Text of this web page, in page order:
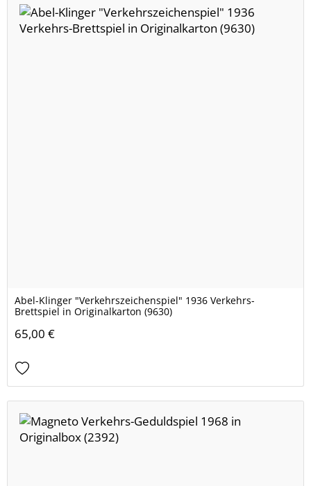
Abel-Klinger "Verkehrszeichenspiel" 1936 Verkehrs-
Brettspiel in Originalkarton (9630)
65,00 €